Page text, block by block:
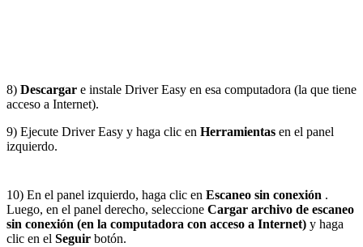
8) Descargar e instale Driver Easy en esa computadora (la que tiene
acceso a Internet).
9) Ejecute Driver Easy y haga clic en Herramientas en el panel
izquierdo.
10) En el panel izquierdo, haga clic en Escaneo sin conexión .
Luego, en el panel derecho, seleccione Cargar archivo de escaneo
sin conexión (en la computadora con acceso a Internet) y haga
clic en el Seguir botón.